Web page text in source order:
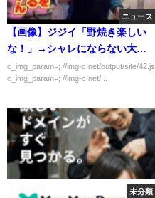
ニュース
【画像】ジジイ「野焼き楽しい
な！」→シャレにならない大火
事に
c_img_param=; //img-c.net/output/site/42.js
c_img_param=; //img-c.net/...
未分類